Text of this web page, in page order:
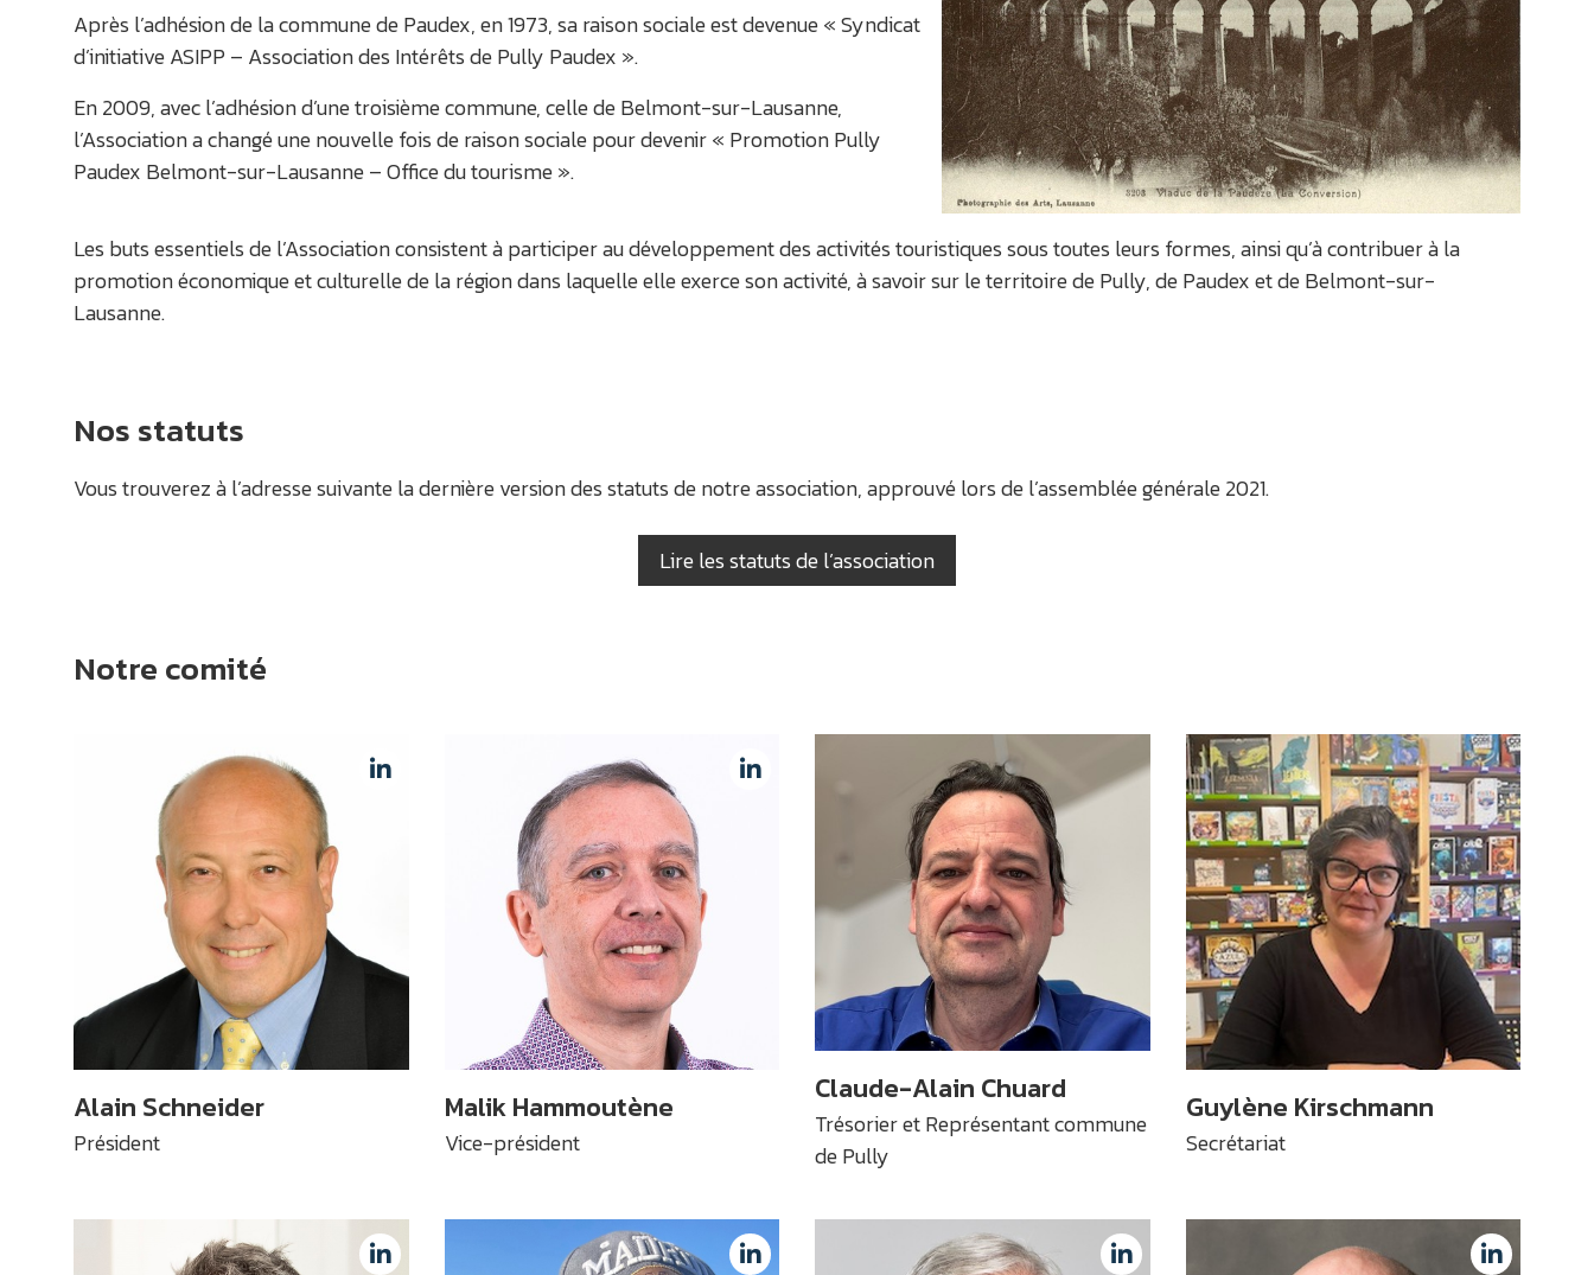
Après l’adhésion de la commune de Paudex, en 1973, sa raison sociale est devenue « Syndicat
d’initiative ASIPP – Association des Intérêts de Pully Paudex ».
En 2009, avec l’adhésion d’une troisième commune, celle de Belmont-sur-Lausanne,
l’Association a changé une nouvelle fois de raison sociale pour devenir « Promotion Pully
Paudex Belmont-sur-Lausanne – Office du tourisme ».
Les buts essentiels de l’Association consistent à participer au développement des activités touristiques sous toutes leurs formes, ainsi qu’à contribuer à la
promotion économique et culturelle de la région dans laquelle elle exerce son activité, à savoir sur le territoire de Pully, de Paudex et de Belmont-sur-
Lausanne.
Nos statuts
Vous trouverez à l’adresse suivante la dernière version des statuts de notre association, approuvé lors de l’assemblée générale 2021.
Lire les statuts de l’association
Notre comité
Alain Schneider
Président
Malik Hammoutène
Vice-président
Claude-Alain Chuard
Trésorier et Représentant commune
de Pully
Guylène Kirschmann
Secrétariat